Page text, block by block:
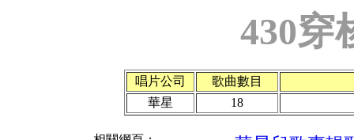
430穿
唱片公司
歌曲數目
華星
18